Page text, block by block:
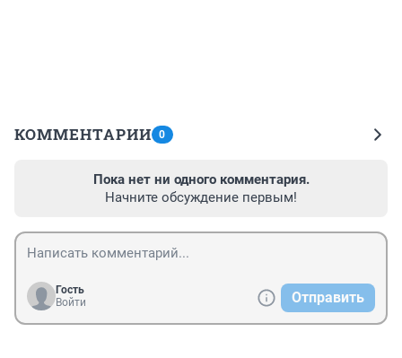
КОММЕНТАРИИ 0
Пока нет ни одного комментария.
Начните обсуждение первым!
Гость
Войти
Отправить